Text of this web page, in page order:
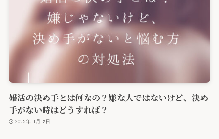
婚活の決め手とは何なの？嫌な人ではないけど、決め
手がない時はどうすれば？
2025年11月18日